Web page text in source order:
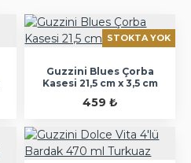
STOKTA YOK
Guzzini Blues Çorba
Kasesi 21,5 cm x 3,5 cm
459 ₺